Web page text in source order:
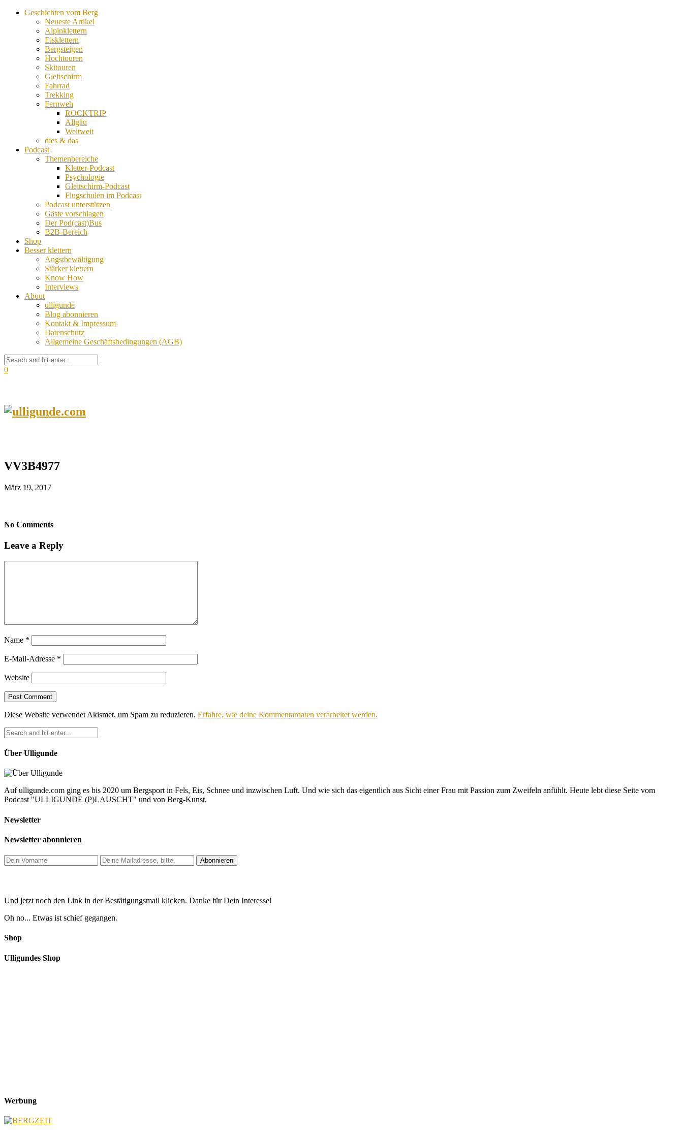
Geschichten vom Berg
Neueste Artikel
Alpinklettern
Eisklettern
Bergsteigen
Hochtouren
Skitouren
Gleitschirm
Fahrrad
Trekking
Fernweh
ROCKTRIP
Allgäu
Weltweit
dies & das
Podcast
Themenbereiche
Kletter-Podcast
Psychologie
Gleitschirm-Podcast
Flugschulen im Podcast
Podcast unterstützen
Gäste vorschlagen
Der Pod(cast)Bus
B2B-Bereich
Shop
Besser klettern
Angstbewältigung
Stärker klettern
Know How
Interviews
About
ulligunde
Blog abonnieren
Kontakt & Impressum
Datenschutz
Allgemeine Geschäftsbedingungen (AGB)
0
VV3B4977
März 19, 2017
No Comments
Leave a Reply
Name *
E-Mail-Adresse *
Website
Diese Website verwendet Akismet, um Spam zu reduzieren. Erfahre, wie deine Kommentardaten verarbeitet werden.
Über Ulligunde
Auf ulligunde.com ging es bis 2020 um Bergsport in Fels, Eis, Schnee und inzwischen Luft. Und wie sich das eigentlich aus Sicht einer Frau mit Passion zum Zweifeln anfühlt. Heute lebt diese Seite vom
Podcast "ULLIGUNDE (P)LAUSCHT" und von Berg-Kunst.
Newsletter
Newsletter abonnieren
Und jetzt noch den Link in der Bestätigungsmail klicken. Danke für Dein Interesse!
Oh no... Etwas ist schief gegangen.
Shop
Ulligundes Shop
Werbung